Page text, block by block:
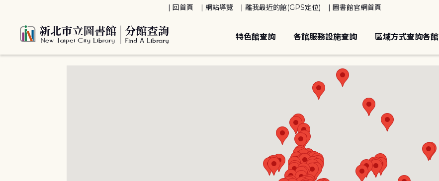
回首頁 網站導覽 離我最近的館(GPS定位) 圖書館官網首頁
特色館查詢 各館服務設施查詢 區域方式查詢各館